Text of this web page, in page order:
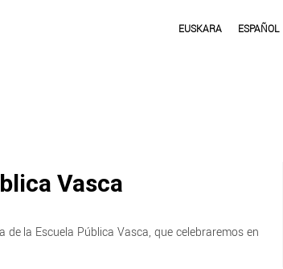
EUSKARA ESPAÑOL
Vasca
la Escuela Pública Vasca, que celebraremos en